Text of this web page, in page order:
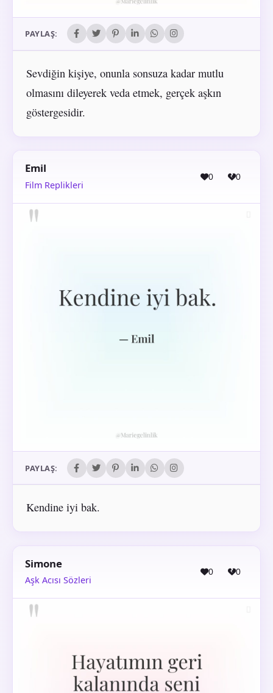
PAYLAŞ:
Sevdiğin kişiye, onunla sonsuza kadar mutlu
olmasını dileyerek veda etmek, gerçek aşkın
göstergesidir.
Emil
Film Replikleri
0 0
PAYLAŞ:
Kendine iyi bak.
Simone
Aşk Acısı Sözleri
0 0